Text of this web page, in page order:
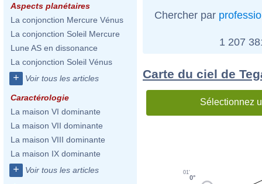
Aspects planétaires
La conjonction Mercure Vénus
La conjonction Soleil Mercure
Lune AS en dissonance
La conjonction Soleil Vénus
+ Voir tous les articles
Caractérologie
La maison VI dominante
La maison VII dominante
La maison VIII dominante
La maison IX dominante
+ Voir tous les articles
Chercher par
1 207
Carte du ciel de
Sélectionnez
0°
01'